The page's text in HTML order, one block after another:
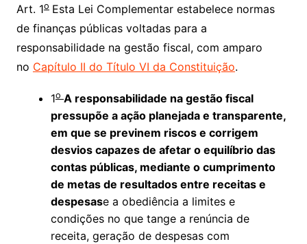
Art. 1o Esta Lei Complementar estabelece normas
de finanças públicas voltadas para a
responsabilidade na gestão fiscal, com amparo
no Capítulo II do Título VI da Constituição.
1o A responsabilidade na gestão fiscal
pressupõe a ação planejada e transparente,
em que se previnem riscos e corrigem
desvios capazes de afetar o equilíbrio das
contas públicas, mediante o cumprimento
de metas de resultados entre receitas e
despesase a obediência a limites e
condições no que tange a renúncia de
receita, geração de despesas com